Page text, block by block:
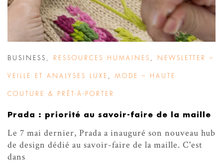
BUSINESS RESSOURCES HUMAINES NEWSLETTER –
VEILLE ET ANALYSES LUXE MODE – HAUTE
COUTURE & PRÊT-À-PORTER
Prada : priorité au savoir-faire de la maille
Le 7 mai dernier, Prada a inauguré son nouveau hub
de design dédié au savoir-faire de la maille. C'est
dans